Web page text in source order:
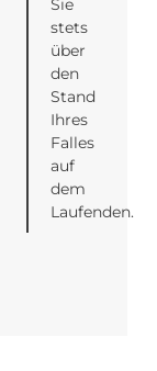
Sie
stets
über
den
Stand
Ihres
Falles
auf
dem
Laufenden.